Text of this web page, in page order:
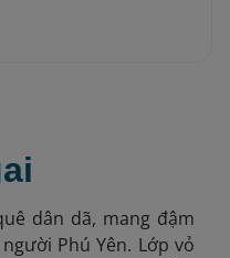
dân dã, mang đậm
Phú Yên. Lớp vỏ